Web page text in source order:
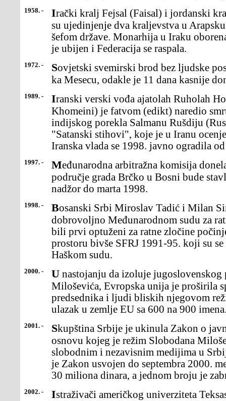
1958. - Irački kralj Fejsal (Faisal) i jordanski kralj Husein (Hušein) objavili
su ujedinjenje dva kraljevstva u
šefom države. Monarhija u Iraku
je ubijen i Federacija se raspala.
1972. - Sovjetski svemirski brod bez ljudske posade "Luna 20" lansiran je
ka Mesecu, odakle je 11 dana kasnije
1989. - Iranski verski vođa ajatolah Ruholah Homeini (Ruhollah
Khomeini) je fatvom (edikt) naredio
indijskog porekla Salmanu Rušdiju
"Satanski stihovi", koje je u Iranu
Iranska vlada se 1998. javno ogradila
1997. - Međunarodna arbitražna komisija donela je odluku da sporno
područje grada Brčko u Bosni bude
nadžor do marta 1998.
1998. - Bosanski Srbi Miroslav Tadić i Milan Simić predali su se
dobrovoljno Međunarodnom sudu za
bili prvi optuženi za ratne zločine
prostoru bivše SFRJ 1991-95. koji su
Haškom sudu.
2000. - U nastojanju da izoluje jugoslovenskog predsednika Slobodana
Miloševića, Evropska unija je proširila
predsednika i ljudi bliskih njegovom
ulazak u zemlje EU sa 600 na 900
2001. - Skupština Srbije je ukinula Zakon o javnom informisanju na
osnovu kojeg je režim Slobodana
slobodnim i nezavisnim medijima u
je Zakon usvojen do septembra 2000.
30 miliona dinara, a jednom broju je
2002. - Istraživači američkog univerziteta Teksas A&M izvršili su uspešno